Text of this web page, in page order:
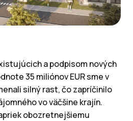
a podpisom nových
35 miliónov EUR sme v
silný rast, čo zapríčinilo
vo väčšine krajín.
obozretnejšiemu